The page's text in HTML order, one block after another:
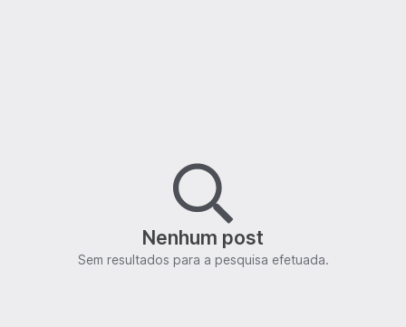
Nenhum post
Sem resultados para a pesquisa efetuada.